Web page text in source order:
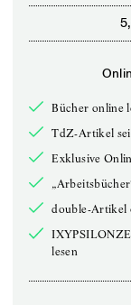
Bücher online
TdZ-Artikel
Exklusive
double-Artikel
lesen